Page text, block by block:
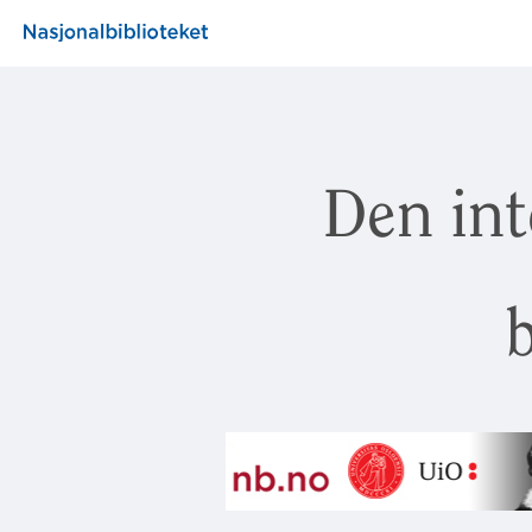
Den